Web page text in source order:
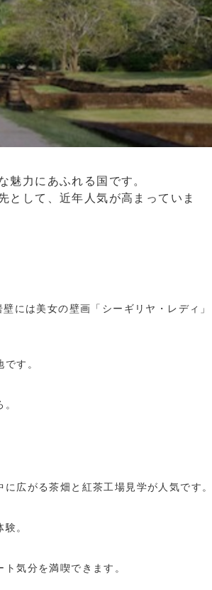
魅力にあふれる国です。
として、近年人気が高まっていま
には美女の壁画「シーギリヤ・レディ」
す。
広がる茶畑と紅茶工場見学が人気です。
。
気分を満喫できます。